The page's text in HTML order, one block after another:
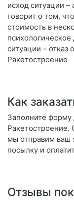
исход ситуации –
говорит о том,
стоимость в
ситуации – отказ
Ракетостроение
Как
Заполните форму
Ракетостроение.
мы отправим ваш
посылку и
Отзывы